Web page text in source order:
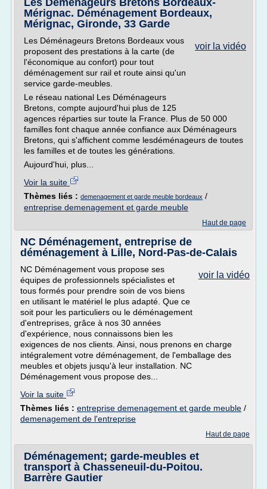
Les Déménageurs Bretons Bordeaux-
Mérignac. Déménagement Bordeaux,
Mérignac, Gironde, 33 Garde
voir la vidéo
Les Déménageurs Bretons Bordeaux vous
proposent des prestations à la carte (de
l'économique au confort) pour tout
déménagement sur rail et route ainsi qu'un
service garde-meubles.
Le réseau national Les Déménageurs
Bretons, compte aujourd'hui plus de 125
agences réparties sur toute la France. Plus de 50 000
familles font chaque année confiance aux Déménageurs
Bretons, qui s'affichent comme lesdéménageurs de toutes
les familles et de toutes les générations.
Aujourd'hui, plus...
Voir la suite
Thèmes liés : demenagement et garde meuble bordeaux /
entreprise demenagement et garde meuble
Haut de page
NC Déménagement, entreprise de
déménagement à Lille, Nord-Pas-de-Calais
voir la vidéo
NC Déménagement vous propose ses
équipes de professionnels spécialistes et
tous formés pour prendre soin de vos biens
en utilisant le matériel le plus adapté. Que ce
soit pour les particuliers ou le déménagement
d'entreprises, grâce à nos 30 années
d'expérience, nous connaissons bien les
exigences de nos clients. Ainsi, nous prenons en charge
intégralement votre déménagement, de l'emballage des
meubles et objets jusqu'à leur installation. NC
Déménagement vous propose des...
Voir la suite
Thèmes liés : entreprise demenagement et garde meuble /
demenagement de l'entreprise
Haut de page
Déménagement; garde-meubles et
transport à Chasseneuil-du-Poitou.
Barrère Gautier